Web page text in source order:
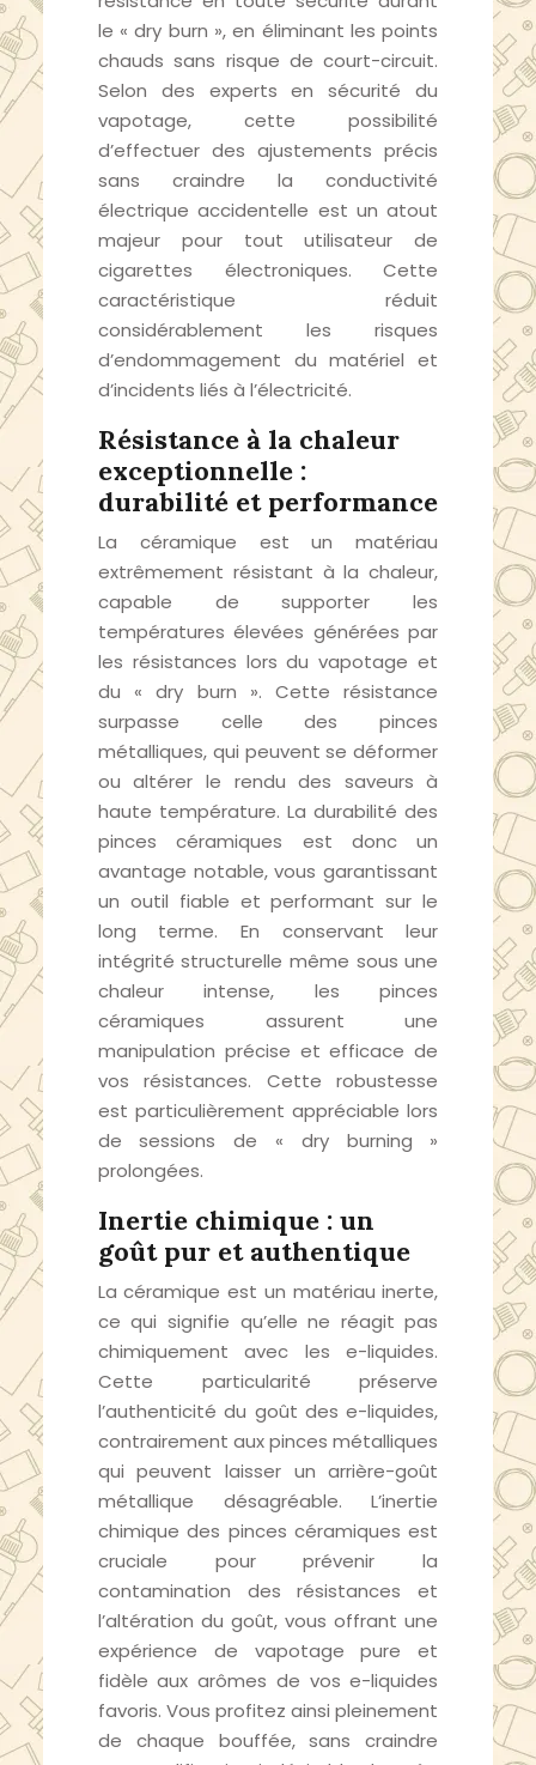
le « dry burn », en éliminant les points
chauds sans risque de court-circuit.
Selon des experts en sécurité du
vapotage, cette possibilité
d’effectuer des ajustements précis
sans craindre la conductivité
électrique accidentelle est un atout
majeur pour tout utilisateur de
cigarettes électroniques. Cette
caractéristique réduit
considérablement les risques
d’endommagement du matériel et
d’incidents liés à l’électricité.
Résistance à la chaleur
exceptionnelle :
durabilité et performance
La céramique est un matériau
extrêmement résistant à la chaleur,
capable de supporter les
températures élevées générées par
les résistances lors du vapotage et
du « dry burn ». Cette résistance
surpasse celle des pinces
métalliques, qui peuvent se déformer
ou altérer le rendu des saveurs à
haute température. La durabilité des
pinces céramiques est donc un
avantage notable, vous garantissant
un outil fiable et performant sur le
long terme. En conservant leur
intégrité structurelle même sous une
chaleur intense, les pinces
céramiques assurent une
manipulation précise et efficace de
vos résistances. Cette robustesse
est particulièrement appréciable lors
de sessions de « dry burning »
prolongées.
Inertie chimique : un
goût pur et authentique
La céramique est un matériau inerte,
ce qui signifie qu’elle ne réagit pas
chimiquement avec les e-liquides.
Cette particularité préserve
l’authenticité du goût des e-liquides,
contrairement aux pinces métalliques
qui peuvent laisser un arrière-goût
métallique désagréable. L’inertie
chimique des pinces céramiques est
cruciale pour prévenir la
contamination des résistances et
l’altération du goût, vous offrant une
expérience de vapotage pure et
fidèle aux arômes de vos e-liquides
favoris. Vous profitez ainsi pleinement
de chaque bouffée, sans craindre